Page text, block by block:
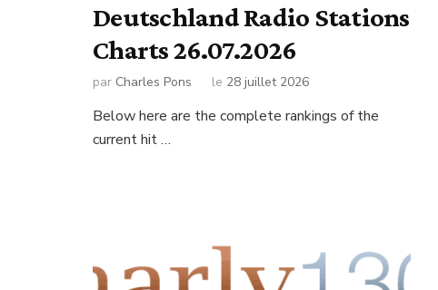
Deutschland Radio Stations
Charts 26.07.2026
par Charles Pons le 28 juillet 2026
Below here are the complete rankings of the
current hit …